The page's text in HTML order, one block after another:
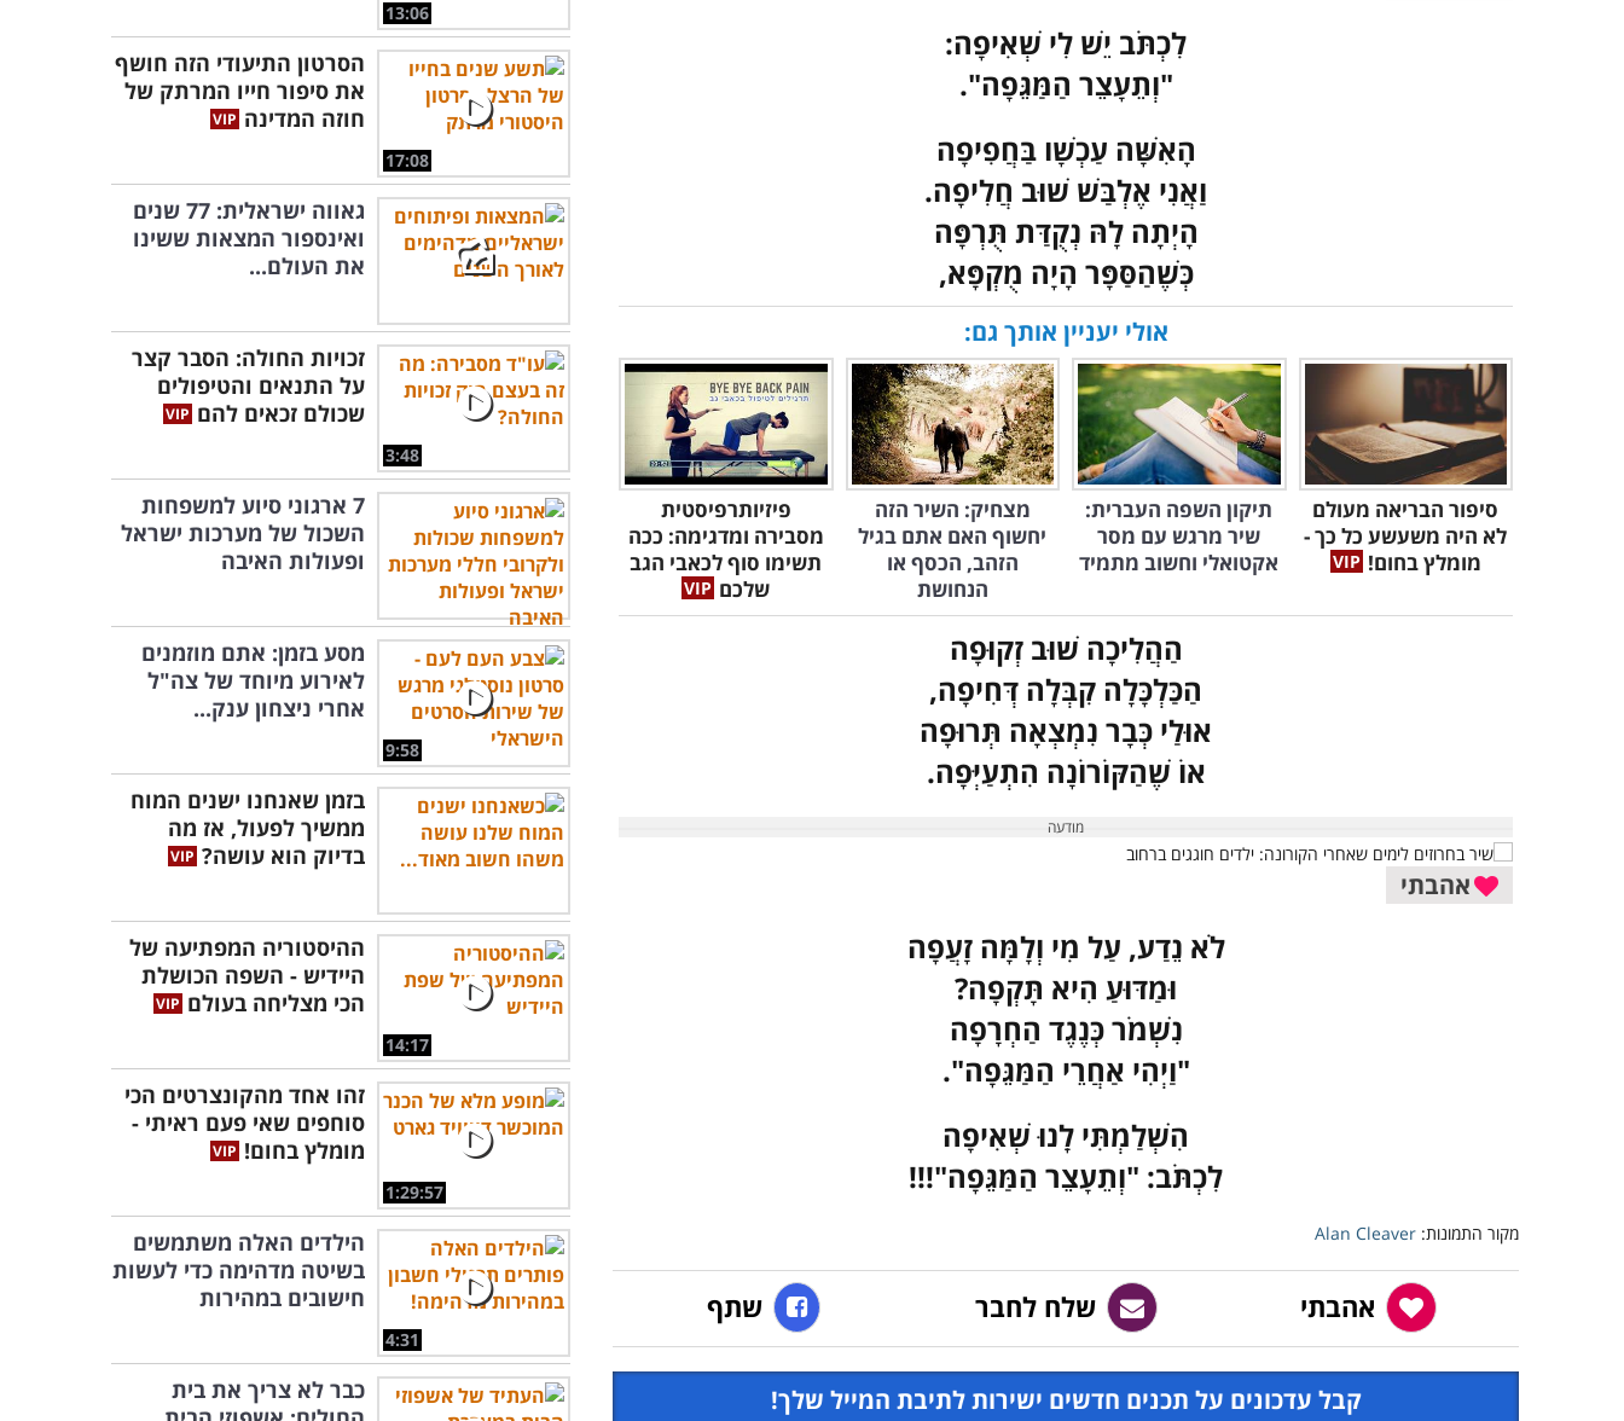
לִכְתֹּב יֵשׁ לִי שְׁאִיפָה:
"וְתֵעָצֵר הַמַּגֵּפָה".
הָאִשָּׁה עַכְשָׁו בַּחֲפִיפָה
וַאֲנִי אֶלְבַּשׁ שׁוּב חֲלִיפָה.
הָיְתָה לָהּ נְקֻדַּת תֻּרְפָּה
כְּשֶׁהַסַּפָּר הָיָה מֻקְפָּא,
אולי יעניין אותך גם:
סיפור הבריאה מעולם
לא היה משעשע כל כך -
מומלץ בחום!
תיקון השפה העברית:
שיר מרגש עם מסר
אקטואלי וחשוב מתמיד
מצחיק: השיר הזה
יחשוף האם אתם בגיל
הזהב, הכסף או
הנחושת
פיזיותרפיסטית
מסבירה ומדגימה: ככה
תשימו סוף לכאבי הגב
שלכם
הַהֲלִיכָה שׁוּב זְקוּפָה
הַכַּלְכָּלָה קִבְּלָה דְּחִיפָה,
אוּלַי כְּבָר נִמְצְאָה תְּרוּפָה
אוֹ שֶׁהַקּוֹרוֹנָה הִתְעַיְּפָה.
אהבתי
לֹא נֵדַע, עַל מִי וְלָמָּה זָעֲפָה
וּמַדּוּעַ הִיא תָּקְפָה?
נִשְׁמֹר כְּנֶגֶד הַחְרָפָה
"וַיְהִי אַחֲרֵי הַמַּגֵּפָה".
הִשְׁלַמְתִּי לִָנוּ שְׁאִיפָה
לִכְתֹּב: "וְתֵעָצֵר הַמַּגֵּפָה"!!!
מקור התמונות: Alan Cleaver
אהבתי שלח לחבר שתף
קבל עדכונים על תכנים חדשים ישירות לתיבת המייל שלך!
13:06
17:08
הסרטון התיעודי הזה חושף
את סיפור חייו המרתק של
חוזה המדינה
גאווה ישראלית: 77 שנים
ואינספור המצאות ששינו
את העולם...
3:48
זכויות החולה: הסבר קצר
על התנאים והטיפולים
שכולם זכאים להם
7 ארגוני סיוע למשפחות
השכול של מערכות ישראל
ופעולות האיבה
9:58
מסע בזמן: אתם מוזמנים
לאירוע מיוחד של צה"ל
אחרי ניצחון ענק...
בזמן שאנחנו ישנים המוח
ממשיך לפעול, אז מה
בדיוק הוא עושה?
14:17
ההיסטוריה המפתיעה של
היידיש - השפה הכושלת
הכי מצליחה בעולם
1:29:57
זהו אחד מהקונצרטים הכי
סוחפים שאי פעם ראיתי -
מומלץ בחום!
4:31
הילדים האלה משתמשים
בשיטה מדהימה כדי לעשות
חישובים במהירות
כבר לא צריך את בית